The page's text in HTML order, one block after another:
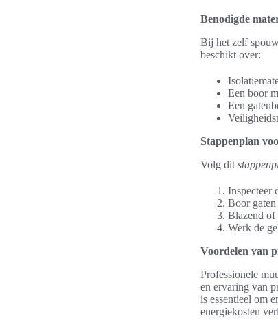
Benodigde
Bij het zelf
beschikt over:
Een boor
Een
Stappenplan
Volg dit
Inspecteer
Boor gaten
Blazend of
Werk de
Voordelen van
Professionele
en ervaring van
is essentieel om
energiekosten